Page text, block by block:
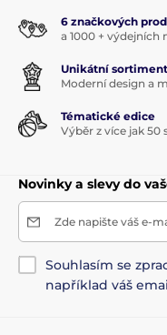
6 značkových
a 1000 + výdejních
Unikátní sortiment
Moderní design a
Tématické edice
Výběr z více jak 50
Novinky a slevy do
Zde napište váš e-
Souhlasím se
například váš